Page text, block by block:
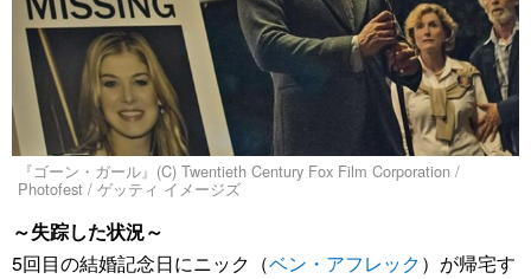
『ゴーン・ガール』(C) Twentieth Century Fox Film Corporation /
Photofest / ゲッティ イメージズ
～失踪した状況～
5回目の結婚記念日にニック（ベン・アフレック）が帰宅す